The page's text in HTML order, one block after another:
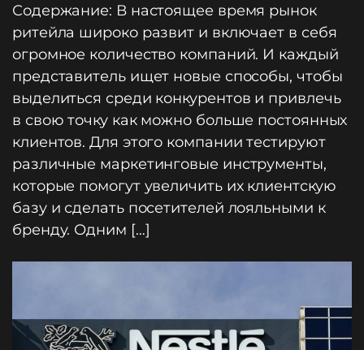
Содержание: В настоящее время рынок
ритейла широко развит и включает в себя
огромное количество компаний. И каждый
представитель ищет новые способы, чтобы
выделиться среди конкурентов и привлечь
в свою точку как можно больше постоянных
клиентов. Для этого компании тестируют
различные маркетинговые инструменты,
которые помогут увеличить их клиентскую
базу и сделать посетителей лояльными к
бренду. Одним […]